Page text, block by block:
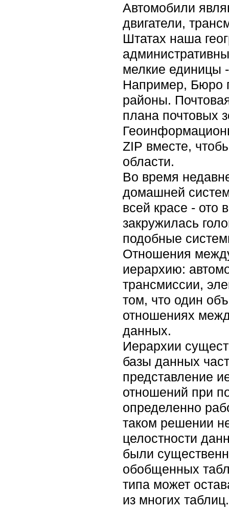
Автомобили
двигатели,
Штатах наша
мелкие единицы
Например, Бюро
районы.
плана почтовых
ZIP вместе,
области.
Во время
домашней
всей красе - ото
закружилась
подобные
Отношения
иерархию:
трансмиссии,
том, что один
отношениях
данных.
Иерархии
базы данных
представление
отношений при
определенно
таком решении
целостности
были
обобщенных
типа может
из многих таблиц.